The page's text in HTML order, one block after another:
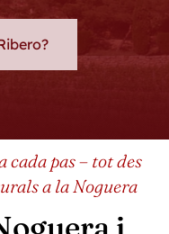
pas – tot des
a la Noguera
i